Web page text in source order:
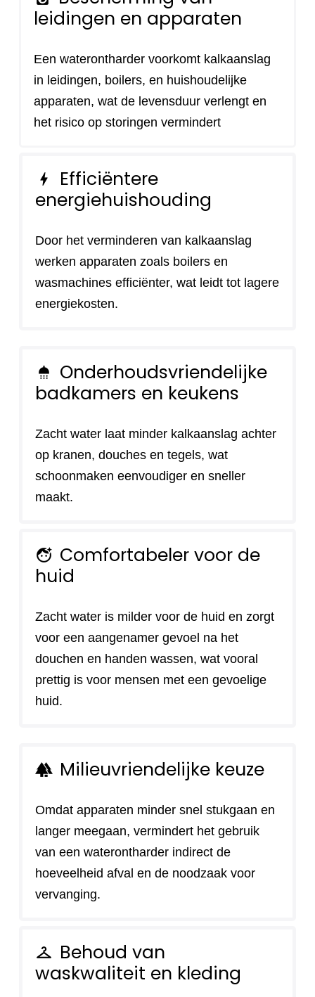
leidingen en apparaten
Een waterontharder voorkomt kalkaanslag
in leidingen, boilers, en huishoudelijke
apparaten, wat de levensduur verlengt en
het risico op storingen vermindert
bolt
Efficiëntere
energiehuishouding
Door het verminderen van kalkaanslag
werken apparaten zoals boilers en
wasmachines efficiënter, wat leidt tot lagere
energiekosten.
shower
Onderhoudsvriendelijke
badkamers en keukens
Zacht water laat minder kalkaanslag achter
op kranen, douches en tegels, wat
schoonmaken eenvoudiger en sneller
maakt.
face_retouching_natural Comfortabeler voor de
huid
Zacht water is milder voor de huid en zorgt
voor een aangenamer gevoel na het
douchen en handen wassen, wat vooral
prettig is voor mensen met een gevoelige
huid.
forest Milieuvriendelijke keuze
Omdat apparaten minder snel stukgaan en
langer meegaan, vermindert het gebruik
van een waterontharder indirect de
hoeveelheid afval en de noodzaak voor
vervanging.
checkroom Behoud van
waskwaliteit en kleding